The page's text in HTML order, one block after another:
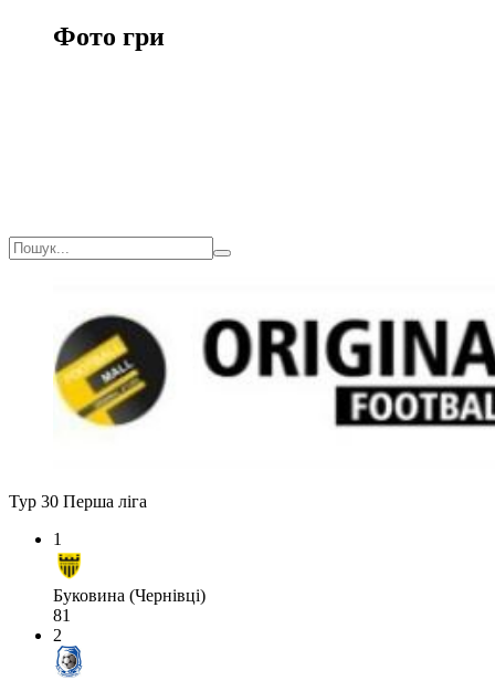
Фото гри
Тур 30 Перша ліга
1
Буковина (Чернівці)
81
2